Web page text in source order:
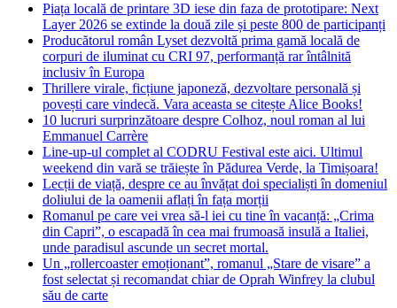
Piața locală de printare 3D iese din faza de prototipare: Next
Layer 2026 se extinde la două zile și peste 800 de participanți
Producătorul român Lyset dezvoltă prima gamă locală de
corpuri de iluminat cu CRI 97, performanță rar întâlnită
inclusiv în Europa
Thrillere virale, ficțiune japoneză, dezvoltare personală și
povești care vindecă. Vara aceasta se citește Alice Books!
10 lucruri surprinzătoare despre Colhoz, noul roman al lui
Emmanuel Carrère
Line-up-ul complet al CODRU Festival este aici. Ultimul
weekend din vară se trăiește în Pădurea Verde, la Timișoara!
Lecții de viață, despre ce au învățat doi specialiști în domeniul
doliului de la oamenii aflați în fața morții
Romanul pe care vei vrea să-l iei cu tine în vacanță: „Crima
din Capri”, o escapadă în cea mai frumoasă insulă a Italiei,
unde paradisul ascunde un secret mortal.
Un „rollercoaster emoționant”, romanul „Stare de visare” a
fost selectat și recomandat chiar de Oprah Winfrey la clubul
său de carte